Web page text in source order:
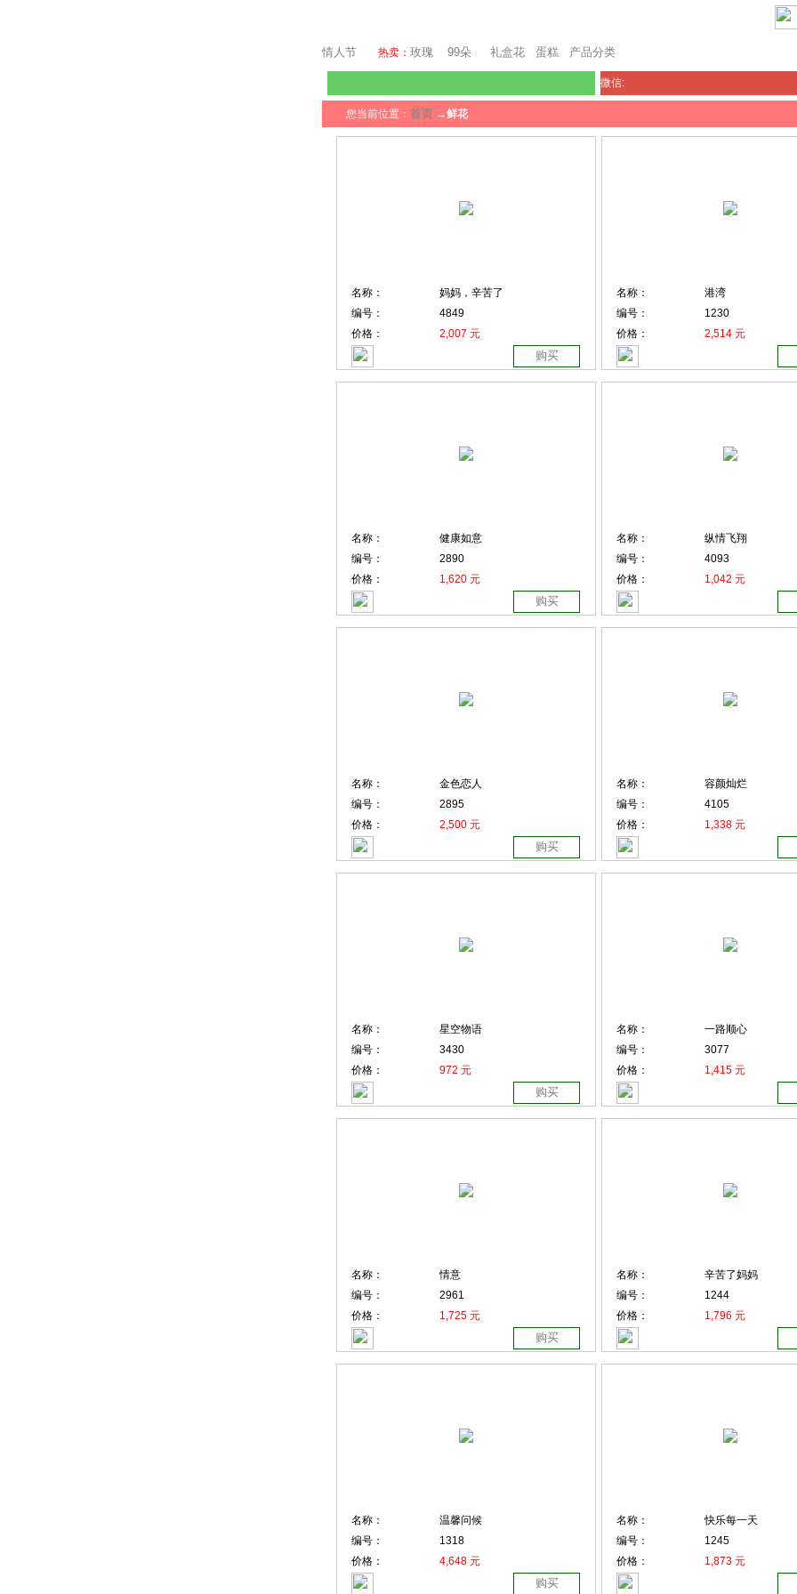
情人节 热卖： 玫瑰 99朵 礼盒花 蛋糕 产品分类
微信:
您当前位置： 首页 →鲜花
名称：
妈妈，辛苦了
编号：
4849
价格：
2,007 元
购买
名称：
港湾
编号：
1230
价格：
2,514 元
名称：
健康如意
编号：
2890
价格：
1,620 元
购买
名称：
纵情飞翔
编号：
4093
价格：
1,042 元
名称：
金色恋人
编号：
2895
价格：
2,500 元
购买
名称：
容颜灿烂
编号：
4105
价格：
1,338 元
名称：
星空物语
编号：
3430
价格：
972 元
购买
名称：
一路顺心
编号：
3077
价格：
1,415 元
名称：
情意
编号：
2961
价格：
1,725 元
购买
名称：
辛苦了妈妈
编号：
1244
价格：
1,796 元
名称：
温馨问候
编号：
1318
价格：
4,648 元
购买
名称：
快乐每一天
编号：
1245
价格：
1,873 元